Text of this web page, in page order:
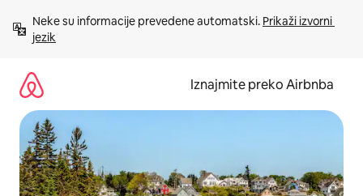
sadržaj
Neke su informacije prevedene automatski. Prikaži izvorni
jezik
Iznajmite preko Airbnba